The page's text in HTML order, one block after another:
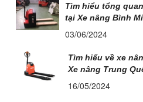
Tìm hiểu tổng
tại Xe nâng Bình
03/06/2024
Tìm hiểu về xe
Xe nâng Trung
16/05/2024